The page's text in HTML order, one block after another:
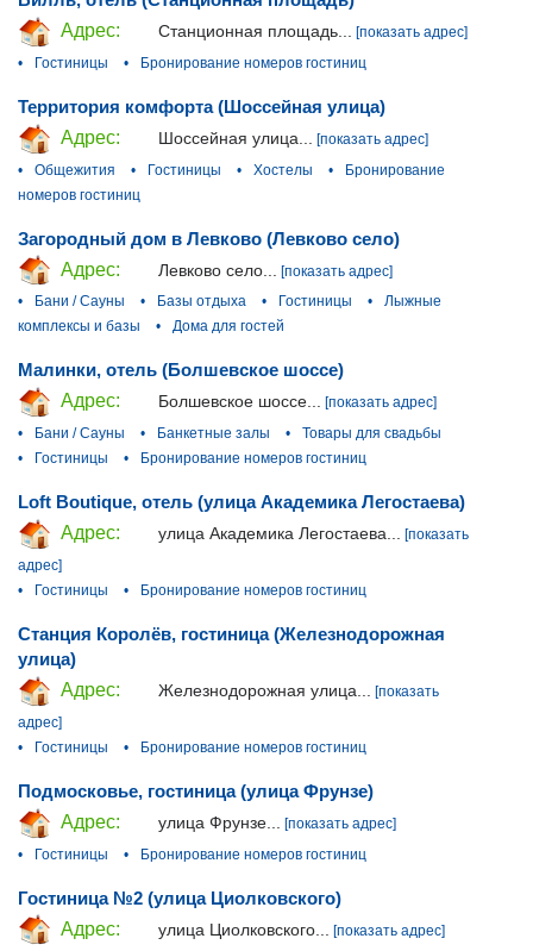
Адрес:
Станционная площадь...
[показать адрес]
•
Гостиницы • Бронирование номеров гостиниц
Территория комфорта (Шоссейная улица)
Адрес:
Шоссейная улица...
[показать адрес]
•
Общежития • Гостиницы • Хостелы •
Бронирование
номеров гостиниц
Загородный дом в Левково (Левково село)
Адрес:
Левково село...
[показать адрес]
•
Бани / Сауны • Базы отдыха • Гостиницы •
Лыжные
комплексы и базы
• Дома для гостей
Малинки, отель (Болшевское шоссе)
Адрес:
Болшевское шоссе... [показать адрес]
•
Бани / Сауны • Банкетные залы •
Товары для свадьбы
•
Гостиницы • Бронирование номеров гостиниц
Loft Boutique, отель (улица Академика Легостаева)
Адрес:
улица Академика Легостаева... [показать
адрес]
•
Гостиницы • Бронирование номеров гостиниц
Станция Королёв, гостиница (Железнодорожная
улица)
Адрес:
Железнодорожная улица...
[показать
адрес]
•
Гостиницы • Бронирование номеров гостиниц
Подмосковье, гостиница (улица Фрунзе)
Адрес:
улица Фрунзе...
[показать адрес]
•
Гостиницы • Бронирование номеров гостиниц
Гостиница №2 (улица Циолковского)
Адрес:
улица Циолковского...
[показать адрес]